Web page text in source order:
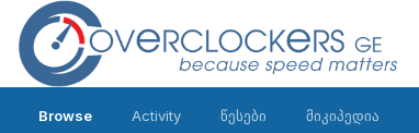
Browse Activity წესები მიკიპედია